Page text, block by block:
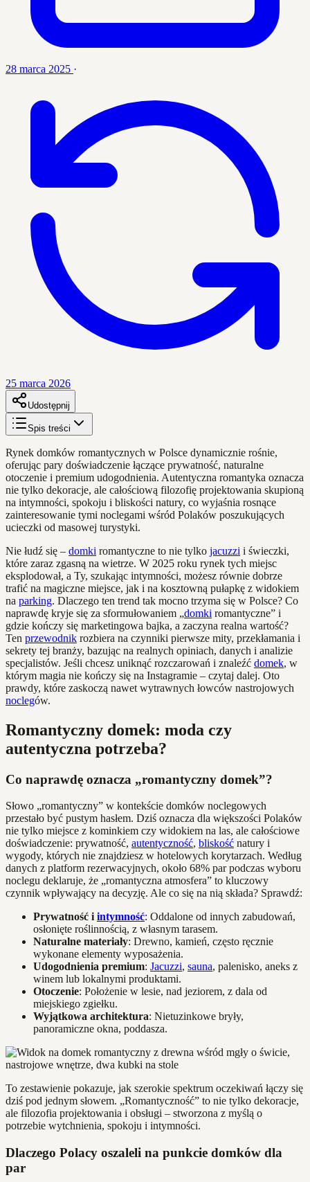
28 marca 2025 ·
25 marca 2026
Udostępnij
Spis treści
Rynek domków romantycznych w Polsce dynamicznie rośnie,
oferując pary doświadczenie łączące prywatność, naturalne
otoczenie i premium udogodnienia. Autentyczna romantyka oznacza
nie tylko dekoracje, ale całościową filozofię projektowania skupioną
na intymności, spokoju i bliskości natury, co wyjaśnia rosnące
zainteresowanie tymi noclegami wśród Polaków poszukujących
ucieczki od masowej turystyki.
Nie łudź się – domki romantyczne to nie tylko jacuzzi i świeczki,
które zaraz zgasną na wietrze. W 2025 roku rynek tych miejsc
eksplodował, a Ty, szukając intymności, możesz równie dobrze
trafić na magiczne miejsce, jak i na kosztowną pułapkę z widokiem
na parking. Dlaczego ten trend tak mocno trzyma się w Polsce? Co
naprawdę kryje się za sformułowaniem „domki romantyczne” i
gdzie kończy się marketingowa bajka, a zaczyna realna wartość?
Ten przewodnik rozbiera na czynniki pierwsze mity, przekłamania i
sekrety tej branży, bazując na realnych opiniach, danych i analizie
specjalistów. Jeśli chcesz uniknąć rozczarowań i znaleźć domek, w
którym magia nie kończy się na Instagramie – czytaj dalej. Oto
prawdy, które zaskoczą nawet wytrawnych łowców nastrojowych
noclegów.
Romantyczny domek: moda czy
autentyczna potrzeba?
Co naprawdę oznacza „romantyczny domek”?
Słowo „romantyczny” w kontekście domków noclegowych
przestało być pustym hasłem. Dziś oznacza dla większości Polaków
nie tylko miejsce z kominkiem czy widokiem na las, ale całościowe
doświadczenie: prywatność, autentyczność, bliskość natury i
wygody, których nie znajdziesz w hotelowych korytarzach. Według
danych z platform rezerwacyjnych, około 68% par podczas wyboru
noclegu deklaruje, że „romantyczna atmosfera” to kluczowy
czynnik wpływający na decyzję. Ale co się na nią składa? Sprawdź:
Prywatność i intymność: Oddalone od innych zabudowań,
osłonięte roślinnością, z własnym tarasem.
Naturalne materiały: Drewno, kamień, często ręcznie
wykonane elementy wyposażenia.
Udogodnienia premium: Jacuzzi, sauna, palenisko, aneks z
winem lub lokalnymi produktami.
Otoczenie: Położenie w lesie, nad jeziorem, z dala od
miejskiego zgiełku.
Wyjątkowa architektura: Nietuzinkowe bryły,
panoramiczne okna, poddasza.
To zestawienie pokazuje, jak szerokie spektrum oczekiwań łączy się
dziś pod jednym słowem. „Romantyczność” to nie tylko dekoracje,
ale filozofia projektowania i obsługi – stworzona z myślą o
potrzebie wytchnienia, spokoju i intymności.
Dlaczego Polacy oszaleli na punkcie domków dla
par